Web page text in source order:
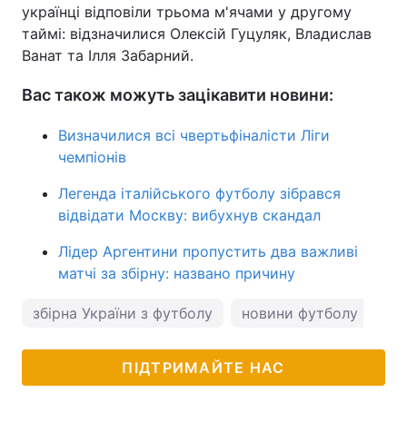
українці відповіли трьома м'ячами у другому
таймі: відзначилися Олексій Гуцуляк, Владислав
Ванат та Ілля Забарний.
Вас також можуть зацікавити новини:
Визначилися всі чвертьфіналісти Ліги
чемпіонів
Легенда італійського футболу зібрався
відвідати Москву: вибухнув скандал
Лідер Аргентини пропустить два важливі
матчі за збірну: названо причину
збірна України з футболу новини футболу
ПІДТРИМАЙТЕ НАС